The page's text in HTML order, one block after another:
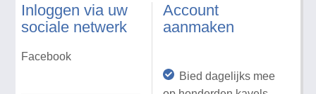
Inloggen via uw
sociale netwerk
Facebook
Account
aanmaken
Bied dagelijks mee